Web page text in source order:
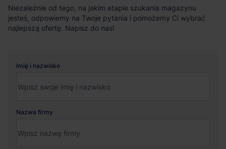
Niezależnie od tego, na jakim etapie szukania magazynu
jesteś, odpowiemy na Twoje pytania i pomożemy Ci wybrać
najlepszą ofertę. Napisz do nas!
Imię i nazwisko
Nazwa firmy